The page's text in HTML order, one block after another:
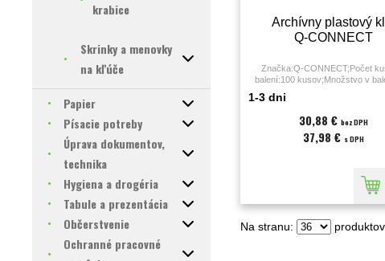
krabice
Skrinky a menovky
na kľúče
Papier
Písacie potreby
Úprava dokumentov,
technika
Hygiena a drogéria
Tabule a prezentácia
Občerstvenie
Ochranné pracovné
Archívny plastový
Q-CONNECT
Značka:Q-CONNECT;Počet
balení:100 kusov;Množstvo v
1-3 dni
30,88 € bez DPH
37,98 € s DPH
Na stranu: